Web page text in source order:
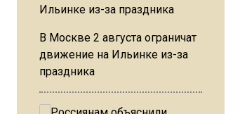
В Москве 2 августа ограничат
движение на Ильинке из-за
праздника